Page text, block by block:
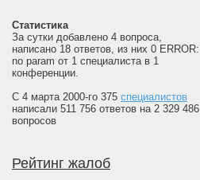
Статистика
За сутки добавлено 4 вопроса,
написано 18 ответов, из них 0 ERROR:
no param от 1 специалиста в 1
конференции.
С 4 марта 2000-го 375 специалистов
написали 511 756 ответов на 2 329 486
вопросов
Рейтинг жалоб